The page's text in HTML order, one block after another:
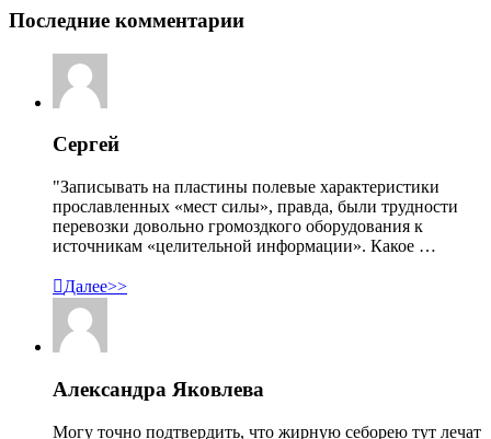
Последние комментарии
Сергей
"Записывать на пластины полевые характеристики
прославленных «мест силы», правда, были трудности
перевозки довольно громоздкого оборудования к
источникам «целительной информации». Какое …
Далее>>
Александра Яковлева
Могу точно подтвердить, что жирную себорею тут лечат